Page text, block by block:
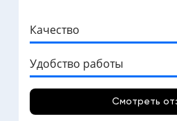
Качество
Удобство работы
Смотреть